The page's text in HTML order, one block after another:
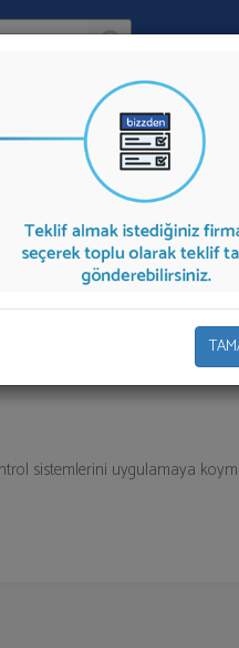
Firma
Reküperatörteklifi almak için
sistemlerini uygulamaya